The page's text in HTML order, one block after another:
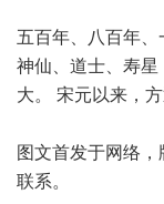
五百年、八百年、
神仙、道士、寿星
大。 宋元以来，
图文首发于网络
联系。